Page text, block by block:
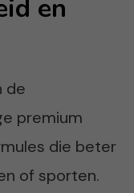
en
de
premium
die beter
of sporten.